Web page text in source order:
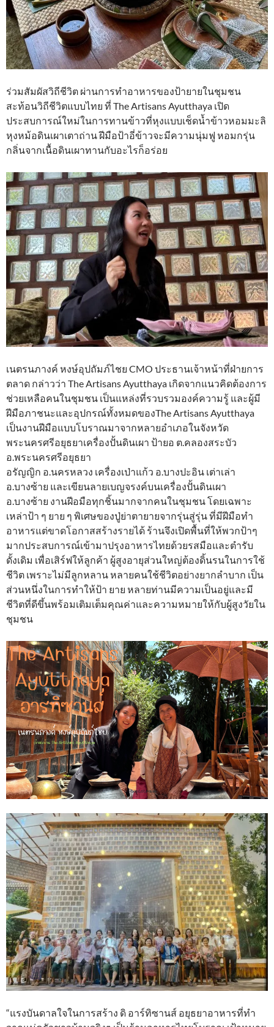
ร่วมสัมผัสวิถีชีวิต ผ่านการทำอาหารของป้ายายในชุมชน
สะท้อนวิถีชีวิตแบบไทย ที่ The Artisans Ayutthaya เปิด
ประสบการณ์ใหม่ในการทานข้าวที่หุงแบบเช็ดน้ำข้าวหอมมะลิ
หุงหม้อดินเผาเตาถ่าน ฝีมือป้าอี่ข้าวจะมีความนุ่มฟู หอมกรุ่น
กลิ่นจากเนื้อดินเผาทานกับอะไรก็อร่อย
เนตรนภางค์ หงษ์อุปถัมภ์ไชย CMO ประธานเจ้าหน้าที่ฝ่ายการ
ตลาด กล่าวว่า The Artisans Ayutthaya เกิดจากแนวคิดต้องการ
ช่วยเหลือคนในชุมชน เป็นแหล่งที่รวบรวมองค์ความรู้ และผู้มี
ฝีมือภาชนะและอุปกรณ์ทั้งหมดของThe Artisans Ayutthaya
เป็นงานฝีมือแบบโบราณมาจากหลายอำเภอในจังหวัด
พระนครศรีอยุธยาเครื่องปั้นดินเผา ป้ายอ ต.คลองสระบัว
อ.พระนครศรีอยุธยา
อรัญญิก อ.นครหลวง เครื่องเป่าแก้ว อ.บางปะอิน เต่าเล่า
อ.บางซ้าย และเขียนลายเบญจรงค์บนเครื่องปั้นดินเผา
อ.บางซ้าย งานฝีอมือทุกชิ้นมากจากคนในชุมชน โดยเฉพาะ
เหล่าป้า ๆ ยาย ๆ พิเศษของปู่ย่าตายายจากรุ่นสู่รุ่น ที่มีฝีมือทำ
อาหารแต่ขาดโอกาสสร้างรายได้ ร้านจึงเปิดพื้นที่ให้พวกป้าๆ
มากประสบการณ์เข้ามาปรุงอาหารไทยด้วยรสมือและตำรับ
ดั้งเดิม เพื่อเสิร์ฟให้ลูกค้า ผู้สูงอายุส่วนใหญ่ต้องดิ้นรนในการใช้
ชีวิต เพราะไม่มีลูกหลาน หลายคนใช้ชีวิตอย่างยากลำบาก เป็น
ส่วนหนึ่งในการทำให้ป้า ยาย หลายท่านมีความเป็นอยู่และมี
ชีวิตที่ดีขึ้นพร้อมเติมเต็มคุณค่าและความหมายให้กับผู้สูงวัยใน
ชุมชน
“แรงบันดาลใจในการสร้าง ดิ อาร์ทิซานส์ อยุธยาอาหารที่ทำ